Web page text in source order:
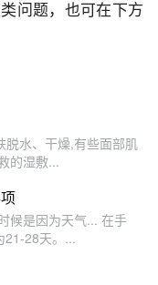
问题，也可在下方
水、干燥,有些面部肌
的湿敷...
候是因为天气... 在手
21-28天。...